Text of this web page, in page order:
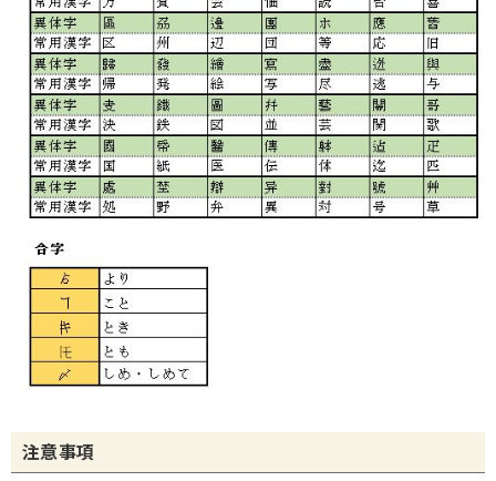
注意事項